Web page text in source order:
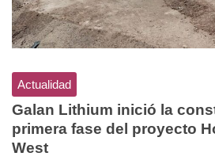
Actualidad
Galan Lithium inició la
primera fase del proyecto
West